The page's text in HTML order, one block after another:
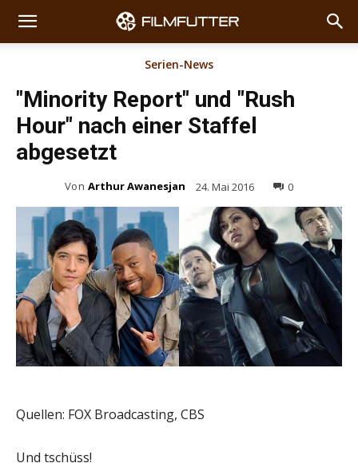
Serien-News
"Minority Report" und "Rush
Hour" nach einer Staffel
abgesetzt
Von Arthur Awanesjan 24. Mai 2016 0
Quellen: FOX Broadcasting, CBS
Und tschüss!